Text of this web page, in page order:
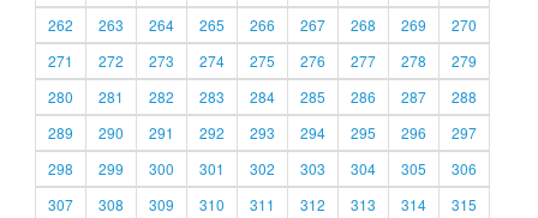
262
263 264 265 266 267 268 269
270
271
272 273 274 275 276 277 278
279
280
281 282 283 284 285 286 287
288
289
290 291 292 293 294 295 296
297
298
299 300 301 302 303 304 305
306
307
308 309 310 311 312 313 314 315